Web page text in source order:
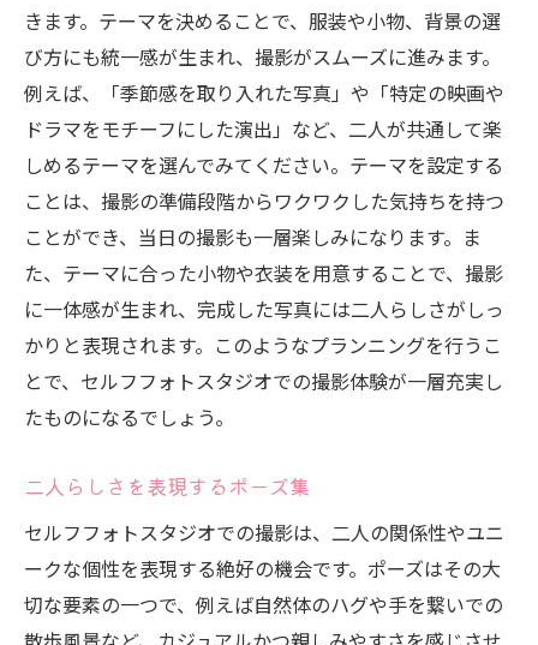
きます。テーマを決めることで、服装や小物、背景の選
び方にも統一感が生まれ、撮影がスムーズに進みます。
例えば、「季節感を取り入れた写真」や「特定の映画や
ドラマをモチーフにした演出」など、二人が共通して楽
しめるテーマを選んでみてください。テーマを設定する
ことは、撮影の準備段階からワクワクした気持ちを持つ
ことができ、当日の撮影も一層楽しみになります。ま
た、テーマに合った小物や衣装を用意することで、撮影
に一体感が生まれ、完成した写真には二人らしさがしっ
かりと表現されます。このようなプランニングを行うこ
とで、セルフフォトスタジオでの撮影体験が一層充実し
たものになるでしょう。
二人らしさを表現するポーズ集
セルフフォトスタジオでの撮影は、二人の関係性やユニ
ークな個性を表現する絶好の機会です。ポーズはその大
切な要素の一つで、例えば自然体のハグや手を繋いでの